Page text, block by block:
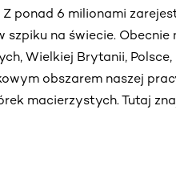
ponad 6 milionami
na świecie. Obecnie
Wielkiej Brytanii, Polsce,
obszarem naszej
macierzystych. Tutaj